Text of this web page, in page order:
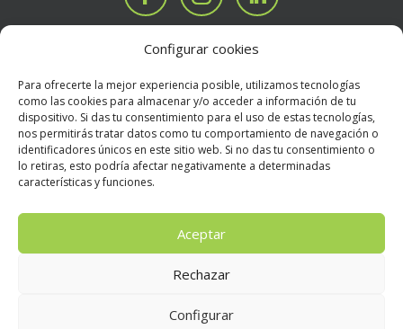
Configurar cookies
Para ofrecerte la mejor experiencia posible, utilizamos tecnologías
como las cookies para almacenar y/o acceder a información de tu
dispositivo. Si das tu consentimiento para el uso de estas tecnologías,
nos permitirás tratar datos como tu comportamiento de navegación o
identificadores únicos en este sitio web. Si no das tu consentimiento o
lo retiras, esto podría afectar negativamente a determinadas
características y funciones.
Aceptar
Rechazar
Configurar
i Tengo un manuscrito
RNecesito que alguien valore mi libro
BOOKSTORE
ECondiciones Generales de Contratación
E Política de devoluciones
E